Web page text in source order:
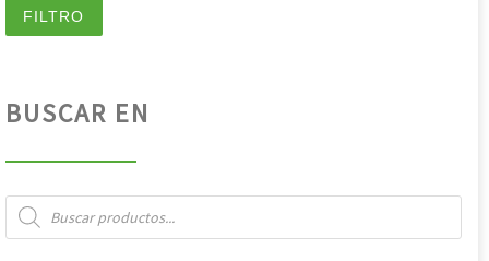
FILTRO
BUSCAR EN
Búsqueda de productos